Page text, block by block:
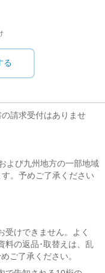
る
請求受付はありませ
よび九州地方の一部地域
。予めご了承ください
受けできません。よく
料の返品･取替えは、乱
ご了承ください。